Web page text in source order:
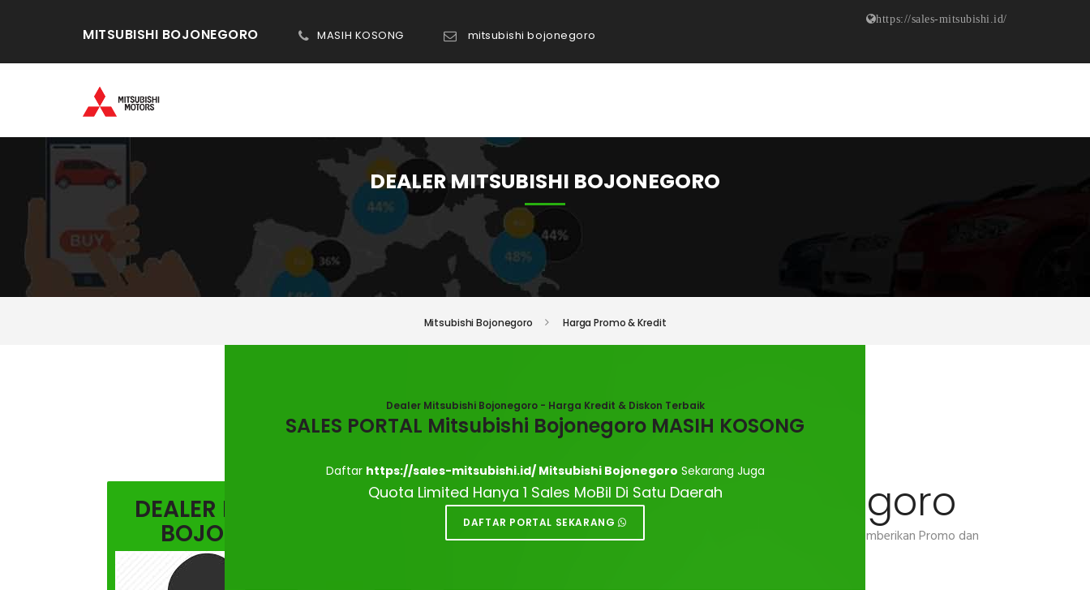
MITSUBISHI BOJONEGORO MASIH KOSONG mitsubishi bojonegoro
https://sales-mitsubishi.id/
DAFTAR PORTAL
DEALER MITSUBISHI BOJONEGORO
Mitsubishi Bojonegoro Harga Promo & Kredit
Dealer Mitsubishi Bojonegoro - Harga Kredit & Diskon Terbaik
SALES PORTAL Mitsubishi Bojonegoro MASIH KOSONG
Daftar https://sales-mitsubishi.id/ Mitsubishi Bojonegoro Sekarang Juga
Quota Limited Hanya 1 Sales MoBil Di Satu Daerah
DAFTAR PORTAL SEKARANG
DEALER MITSUBISHI
BOJONEGORO
Dealer Mitsubishi Bojonegoro
Sales Dealer Mitsubishi Bojonegoro, Menerima Pembelian Cash / Kredit Mitsubishi. Memberikan Promo dan